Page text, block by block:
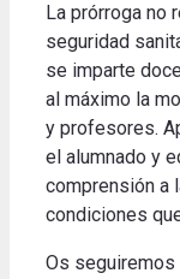
La prórroga no
seguridad
se imparte
al máximo la
y profesores.
el alumnado y
comprensión a
condiciones
Os seguiremos